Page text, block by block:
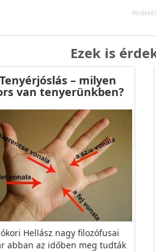
Ezek is
Tenyérjóslás – milyen
van tenyerünkben?
Hellász nagy filozófusai
abban az időben meg tudták